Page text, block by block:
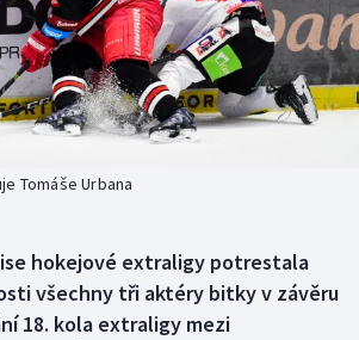
Tomáše Urbana
hokejové extraligy potrestala
všechny tři aktéry bitky v závěru
18. kola extraligy mezi